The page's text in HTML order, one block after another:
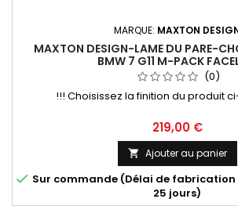
MARQUE: MAXTON
MAXTON DESIGN-LAME DU PARE-
BMW 7 G11 M-PACK
(0)
!!! Choisissez la finition du produit
Prix
219,00 €
 Ajouter au panier
 Sur commande (Délai de fabrication
25 jours)